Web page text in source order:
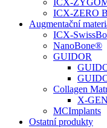
ICX-
ICX-ZERO
Augmentační
ICX-
NanoBone®
GUIDOR
Collagen
X-
MCImplants
Ostatní produkty